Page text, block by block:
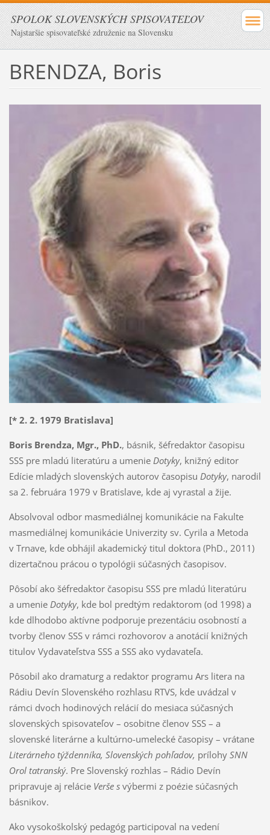
SPOLOK SLOVENSKÝCH SPISOVATEĽOV
Najstaršie spisovateľské združenie na Slovensku
BRENDZA, Boris
[* 2. 2. 1979 Bratislava]
Boris Brendza, Mgr., PhD., básnik, šéfredaktor časopisu
SSS pre mladú literatúru a umenie Dotyky, knižný editor
Edície mladých slovenských autorov časopisu Dotyky, narodil
sa 2. februára 1979 v Bratislave, kde aj vyrastal a žije.
Absolvoval odbor masmediálnej komunikácie na Fakulte
masmediálnej komunikácie Univerzity sv. Cyrila a Metoda
v Trnave, kde obhájil akademický titul doktora (PhD., 2011)
dizertačnou prácou o typológii súčasných časopisov.
Pôsobí ako šéfredaktor časopisu SSS pre mladú literatúru
a umenie Dotyky, kde bol predtým redaktorom (od 1998) a
kde dlhodobo aktívne podporuje prezentáciu osobností a
tvorby členov SSS v rámci rozhovorov a anotácií knižných
titulov Vydavateľstva SSS a SSS ako vydavateľa.
Pôsobil ako dramaturg a redaktor programu Ars litera na
Rádiu Devín Slovenského rozhlasu RTVS, kde uvádzal v
rámci dvoch hodinových relácií do mesiaca súčasných
slovenských spisovateľov – osobitne členov SSS – a
slovenské literárne a kultúrno-umelecké časopisy – vrátane
Literárneho týždenníka, Slovenských pohľadov, prílohySNN
Orol tatranský. Pre Slovenský rozhlas – Rádio Devín
pripravuje aj relácie Verše s výbermi z poézie súčasných
básnikov.
Ako vysokoškolský pedagóg participoval na vedení